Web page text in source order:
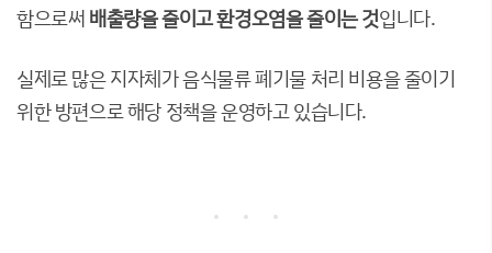
함으로써 배출량을 줄이고 환경오염을 줄이는 것입니다.
실제로 많은 지자체가 음식물류 폐기물 처리 비용을 줄이기
위한 방편으로 해당 정책을 운영하고 있습니다.